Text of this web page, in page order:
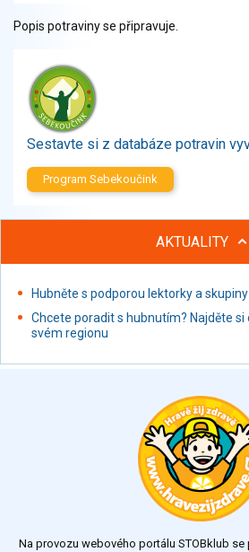
Brambory, luštěniny, houby
Zmrzliny
Ochucovadla, přísady, sladidla
Sušené směsi
Polotovary, hotové pokrmy
Proteinové výrobky, doplňky stravy
Nápoje nealkoholické
Nápoje alkoholické
Restaurace, jídelny, hotová jídla
Fastfood
Studená kuchyně, lahůdkářské výrobky
Popis potraviny se připravuje.
Sestavte si z databáze potravin
Program Sebekoučink
AKTUALITY
Hubněte s podporou lektorky a
Chcete poradit s hubnutím? Najděte si
svém regionu
Na provozu webového portálu STOBklub se